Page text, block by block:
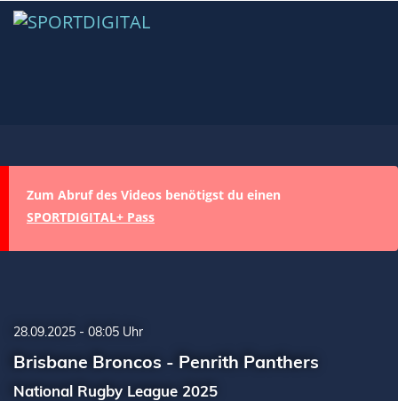
Zum Abruf des Videos benötigst du einen
SPORTDIGITAL+ Pass
28.09.2025 - 08:05 Uhr
Brisbane Broncos - Penrith Panthers
National Rugby League 2025